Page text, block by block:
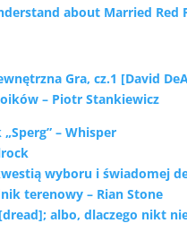
about Married Red
Gra, cz.1 [David
– Piotr Stankiewicz
– Whisper
wyboru i świadomej
terenowy – Rian Stone
albo, dlaczego nikt